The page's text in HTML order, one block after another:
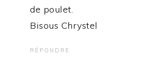
de poulet.
Bisous Chrystel
RÉPONDRE